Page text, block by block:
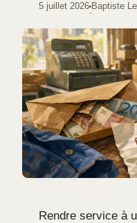
5 juillet 2026
·
Baptiste
Rendre service à